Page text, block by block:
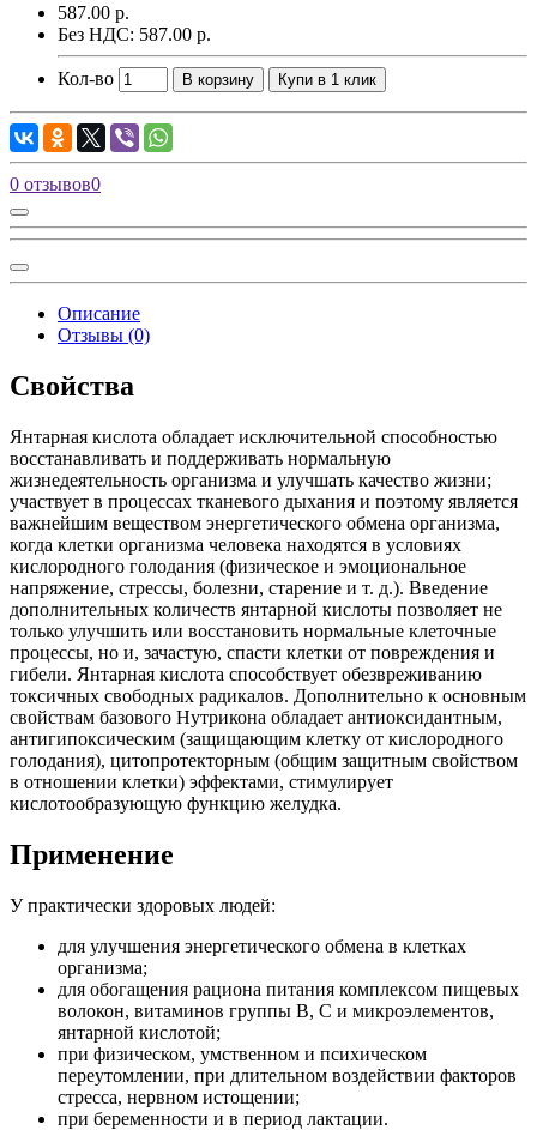
587.00 р.
Без НДС: 587.00 р.
Кол-во В корзину Купи в 1 клик
0 отзывов0
Описание
Отзывы (0)
Свойства
Янтарная кислота обладает исключительной способностью
восстанавливать и поддерживать нормальную
жизнедеятельность организма и улучшать качество жизни;
участвует в процессах тканевого дыхания и поэтому является
важнейшим веществом энергетического обмена организма,
когда клетки организма человека находятся в условиях
кислородного голодания (физическое и эмоциональное
напряжение, стрессы, болезни, старение и т. д.). Введение
дополнительных количеств янтарной кислоты позволяет не
только улучшить или восстановить нормальные клеточные
процессы, но и, зачастую, спасти клетки от повреждения и
гибели. Янтарная кислота способствует обезвреживанию
токсичных свободных радикалов. Дополнительно к основным
свойствам базового Нутрикона обладает антиоксидантным,
антигипоксическим (защищающим клетку от кислородного
голодания), цитопротекторным (общим защитным свойством
в отношении клетки) эффектами, стимулирует
кислотообразующую функцию желудка.
Применение
У практически здоровых людей:
для улучшения энергетического обмена в клетках
организма;
для обогащения рациона питания комплексом пищевых
волокон, витаминов группы В, С и микроэлементов,
янтарной кислотой;
при физическом, умственном и психическом
переутомлении, при длительном воздействии факторов
стресса, нервном истощении;
при беременности и в период лактации.